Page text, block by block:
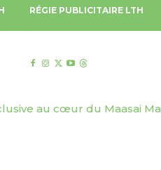
RÉGIE PUBLICITAIRE LTH
au cœur du Maasai Mara
Langham, Gold Coast